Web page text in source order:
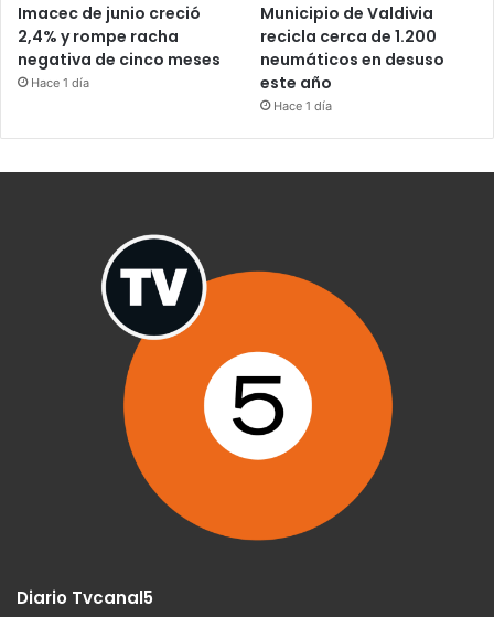
Imacec de junio creció
2,4% y rompe racha
negativa de cinco meses
Hace 1 día
Municipio de Valdivia
recicla cerca de 1.200
neumáticos en desuso
este año
Hace 1 día
Diario Tvcanal5